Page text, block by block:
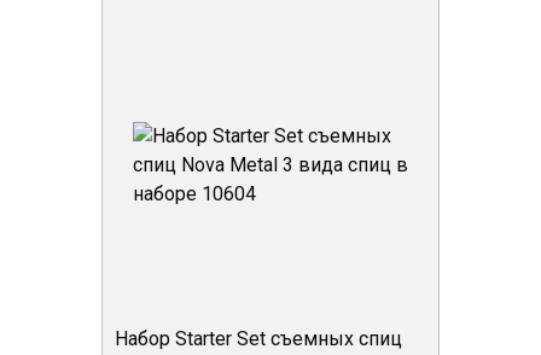
Набор Starter Set съемных спиц